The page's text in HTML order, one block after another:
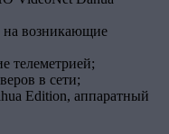
на возникающие
телеметрией;
в сети;
Edition, аппаратный